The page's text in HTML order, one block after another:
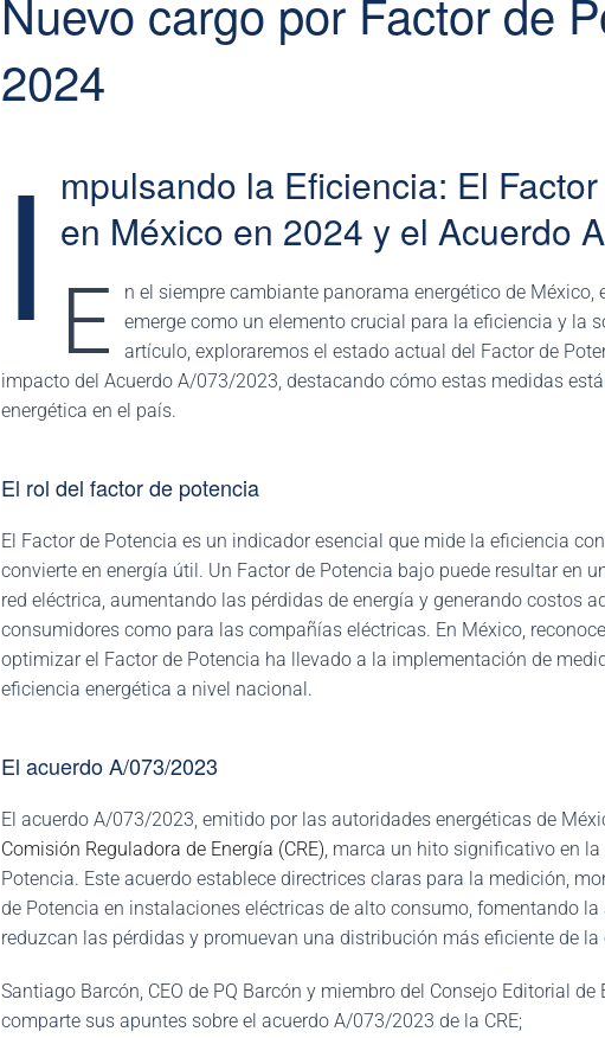
Nuevo cargo por Factor de
2024
I mpulsando la Eficiencia: El
en México en 2024 y el Acuerdo
E n el siempre cambiante panorama energético de México,
emerge como un elemento crucial para la eficiencia y la
artículo, exploraremos el estado actual del Factor de
impacto del Acuerdo A/073/2023, destacando cómo estas medidas
energética en el país.
El rol del factor de potencia
El Factor de Potencia es un indicador esencial que mide la eficiencia
convierte en energía útil. Un Factor de Potencia bajo puede resultar en
red eléctrica, aumentando las pérdidas de energía y generando costos
consumidores como para las compañías eléctricas. En México,
optimizar el Factor de Potencia ha llevado a la implementación de
eficiencia energética a nivel nacional.
El acuerdo A/073/2023
El acuerdo A/073/2023, emitido por las autoridades energéticas de
Comisión Reguladora de Energía (CRE), marca un hito significativo en
Potencia. Este acuerdo establece directrices claras para la medición,
de Potencia en instalaciones eléctricas de alto consumo, fomentando
reduzcan las pérdidas y promuevan una distribución más eficiente de la
Santiago Barcón, CEO de PQ Barcón y miembro del Consejo Editorial de
comparte sus apuntes sobre el acuerdo A/073/2023 de la CRE;